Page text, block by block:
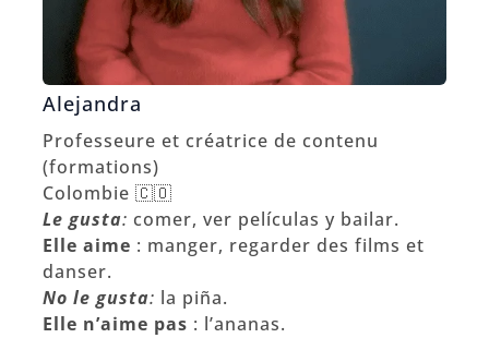
Alejandra
Professeure et créatrice de contenu
(formations)
Colombie 🇨🇴
Le gusta: comer, ver películas y bailar.
Elle aime : manger, regarder des films et
danser.
No le gusta: la piña.
Elle n’aime pas : l’ananas.